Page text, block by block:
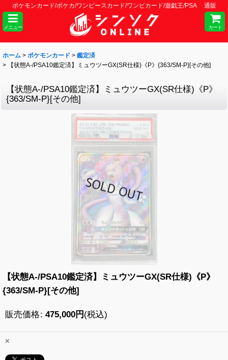
ポケモンカード/ポケカ/ワンピースカード/ワンピカード/遊戯王/PSA 通販
メニュー カート
ホーム > ポケモンカード > 鑑定済
>
【状態A-/PSA10鑑定済】ミュウツーGX(SR仕様)《P》{363/SM-P}[その他]
【状態A-/PSA10鑑定済】ミュウツーGX(SR仕様)《P》
{363/SM-P}[その他]
【状態A-/PSA10鑑定済】ミュウツーGX(SR仕様)《P》
{363/SM-P}[その他]
販売価格: 475,000円 (税込)
×